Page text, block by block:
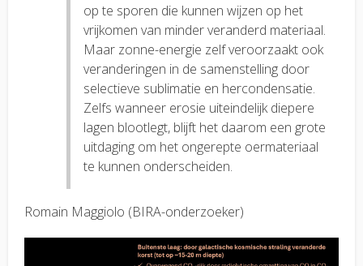
op te sporen die kunnen wijzen op het
vrijkomen van minder veranderd materiaal.
Maar zonne-energie zelf veroorzaakt ook
veranderingen in de samenstelling door
selectieve sublimatie en hercondensatie.
Zelfs wanneer erosie uiteindelijk diepere
lagen blootlegt, blijft het daarom een grote
uitdaging om het ongerepte oermateriaal
te kunnen onderscheiden.
Romain Maggiolo (BIRA-onderzoeker)